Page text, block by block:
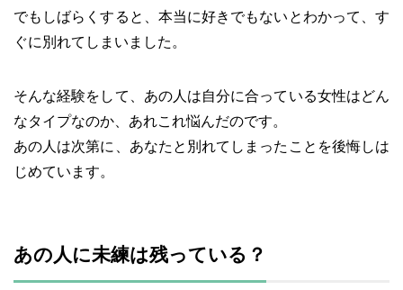
でもしばらくすると、本当に好きでもないとわかって、す
ぐに別れてしまいました。
そんな経験をして、あの人は自分に合っている女性はどん
なタイプなのか、あれこれ悩んだのです。
あの人は次第に、あなたと別れてしまったことを後悔しは
じめています。
あの人に未練は残っている？